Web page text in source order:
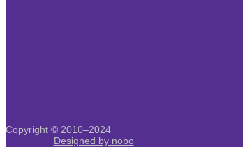
Copyright © 2010–2024
Designed by nobo